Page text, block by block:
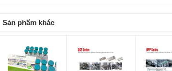
Sản phẩm khác